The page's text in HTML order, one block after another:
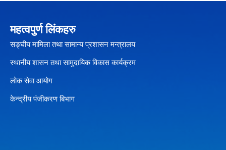
महत्वपुर्ण लिंकहरु
सङ्घीय मामिला तथा सामान्य प्रशासन मन्त्रालय
स्थानीय शासन तथा सामुदायिक विकास कार्यक्रम
लोक सेवा आयोग
केन्द्रीय पंजीकरण बिभाग